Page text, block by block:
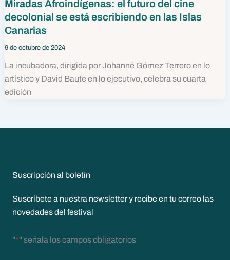
Miradas Afroindígenas: el futuro del cine
decolonial se está escribiendo en las Islas
Canarias
9 de octubre de 2024
La incubadora, dirigida por Johanné Gómez Terrero en lo
artístico y David Baute en lo ejecutivo, celebra su cuarta
edición
Suscripción al boletín
Suscríbete a nuestra newsletter y recibe en tu correo las
novedades del festival
"*" señala los campos obligatorios